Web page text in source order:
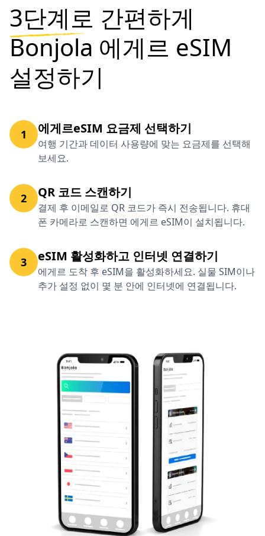
3단계로 간편하게
Bonjola 에게르 eSIM
설정하기
1 에게르eSIM 요금제 선택하기
여행 기간과 데이터 사용량에 맞는 요금제를 선택해
보세요.
2 QR 코드 스캔하기
결제 후 이메일로 QR 코드가 즉시 전송됩니다. 휴대
폰 카메라로 스캔하면 에게르 eSIM이 설치됩니다.
3 eSIM 활성화하고 인터넷 연결하기
에게르 도착 후 eSIM을 활성화하세요. 실물 SIM이나
추가 설정 없이 몇 분 안에 인터넷에 연결됩니다.